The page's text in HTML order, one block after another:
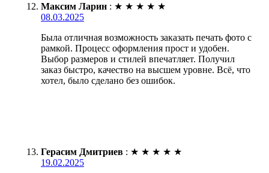
Максим Ларин : ★ ★ ★ ★ ★
08.03.2025
Была отличная возможность заказать печать фото с
рамкой. Процесс оформления прост и удобен.
Выбор размеров и стилей впечатляет. Получил
заказ быстро, качество на высшем уровне. Всё, что
хотел, было сделано без ошибок.
Герасим Дмитриев : ★ ★ ★ ★ ★
19.02.2025